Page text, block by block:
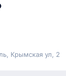
Крымская ул, 2